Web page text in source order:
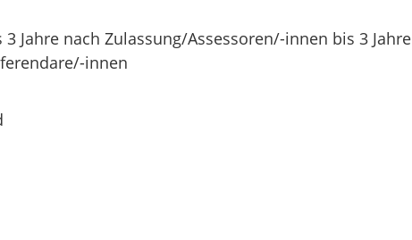
Jahre nach Zulassung/Assessoren/-innen bis 3 Jahre
innen